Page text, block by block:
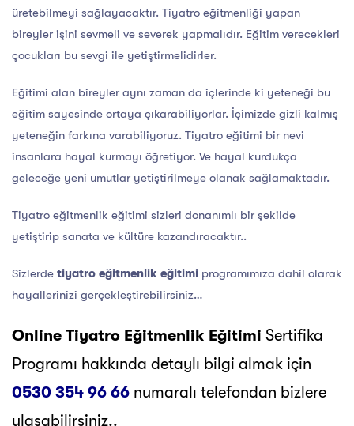
üretebilmeyi sağlayacaktır. Tiyatro eğitmenliği yapan
bireyler işini sevmeli ve severek yapmalıdır. Eğitim verecekleri
çocukları bu sevgi ile yetiştirmelidirler.
Eğitimi alan bireyler aynı zaman da içlerinde ki yeteneği bu
eğitim sayesinde ortaya çıkarabiliyorlar. İçimizde gizli kalmış
yeteneğin farkına varabiliyoruz. Tiyatro eğitimi bir nevi
insanlara hayal kurmayı öğretiyor. Ve hayal kurdukça
geleceğe yeni umutlar yetiştirilmeye olanak sağlamaktadır.
Tiyatro eğitmenlik eğitimi sizleri donanımlı bir şekilde
yetiştirip sanata ve kültüre kazandıracaktır..
Sizlerde tiyatro eğitmenlik eğitimi programımıza dahil olarak
hayallerinizi gerçekleştirebilirsiniz…
Online Tiyatro Eğitmenlik Eğitimi Sertifika
Programı hakkında detaylı bilgi almak için
0530 354 96 66 numaralı telefondan bizlere
ulaşabilirsiniz..